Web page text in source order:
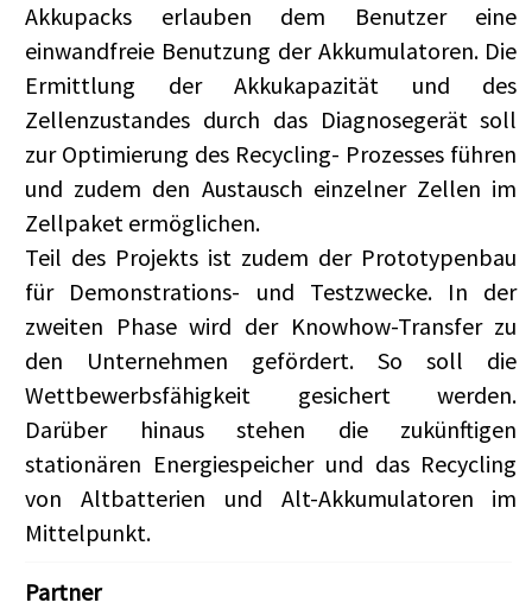
Akkupacks erlauben dem Benutzer eine
einwandfreie Benutzung der Akkumulatoren. Die
Ermittlung der Akkukapazität und des
Zellenzustandes durch das Diagnosegerät soll
zur Optimierung des Recycling- Prozesses führen
und zudem den Austausch einzelner Zellen im
Zellpaket ermöglichen.
Teil des Projekts ist zudem der Prototypenbau
für Demonstrations- und Testzwecke. In der
zweiten Phase wird der Knowhow-Transfer zu
den Unternehmen gefördert. So soll die
Wettbewerbsfähigkeit gesichert werden.
Darüber hinaus stehen die zukünftigen
stationären Energiespeicher und das Recycling
von Altbatterien und Alt-Akkumulatoren im
Mittelpunkt.
Partner